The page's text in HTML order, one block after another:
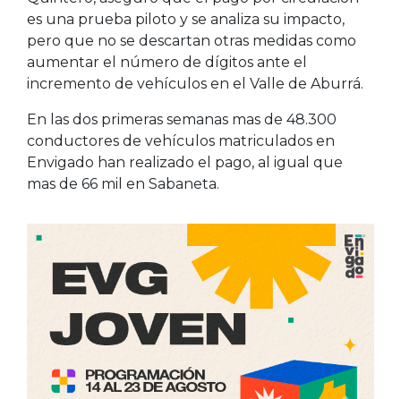
es una prueba piloto y se analiza su impacto,
pero que no se descartan otras medidas como
aumentar el número de dígitos ante el
incremento de vehículos en el Valle de Aburrá.
En las dos primeras semanas mas de 48.300
conductores de vehículos matriculados en
Envigado han realizado el pago, al igual que
mas de 66 mil en Sabaneta.